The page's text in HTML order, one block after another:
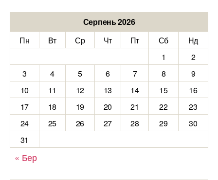
Серпень 2026
Пн
Вт Ср Чт Пт Сб
Нд
1
2
3
4 5 6 7 8
9
10
11 12 13 14 15
16
17
18 19 20 21 22
23
24
25 26 27 28 29
30
31
« Бер